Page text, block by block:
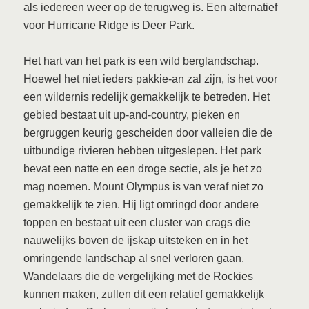
als iedereen weer op de terugweg is. Een alternatief
voor Hurricane Ridge is Deer Park.
Het hart van het park is een wild berglandschap.
Hoewel het niet ieders pakkie-an zal zijn, is het voor
een wildernis redelijk gemakkelijk te betreden. Het
gebied bestaat uit up-and-country, pieken en
bergruggen keurig gescheiden door valleien die de
uitbundige rivieren hebben uitgeslepen. Het park
bevat een natte en een droge sectie, als je het zo
mag noemen. Mount Olympus is van veraf niet zo
gemakkelijk te zien. Hij ligt omringd door andere
toppen en bestaat uit een cluster van crags die
nauwelijks boven de ijskap uitsteken en in het
omringende landschap al snel verloren gaan.
Wandelaars die de vergelijking met de Rockies
kunnen maken, zullen dit een relatief gemakkelijk